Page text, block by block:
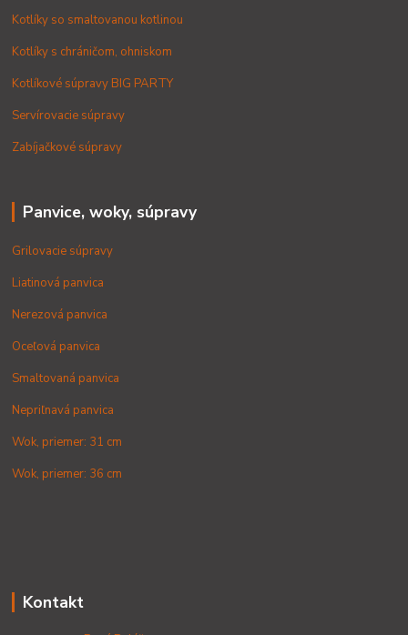
Kotlíky so smaltovanou kotlinou
Kotlíky s chráničom, ohniskom
Kotlíkové súpravy BIG PARTY
Servírovacie súpravy
Zabíjačkové súpravy
Panvice, woky, súpravy
Grilovacie súpravy
Liatinová panvica
Nerezová panvica
Oceľová panvica
Smaltovaná panvica
Nepriľnavá panvica
Wok, priemer: 31 cm
Wok, priemer: 36 cm
Kontakt